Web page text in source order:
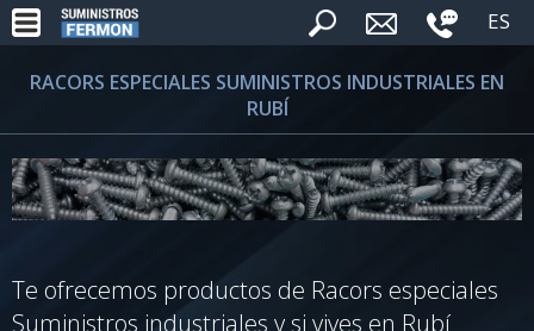
ES
RACORS ESPECIALES SUMINISTROS INDUSTRIALES EN
RUBÍ
Te ofrecemos productos de Racors especiales
Suministros industriales y si vives en Rubí